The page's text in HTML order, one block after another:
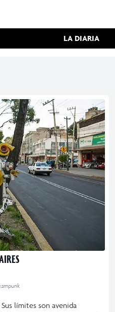
LA DIARIA
límites son avenida